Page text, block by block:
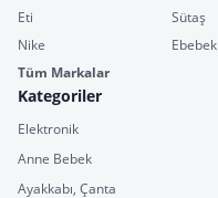
Eti
Sütaş
Nike
Ebebek
Tüm Markalar
Kategoriler
Elektronik
Anne Bebek
Ayakkabı, Çanta